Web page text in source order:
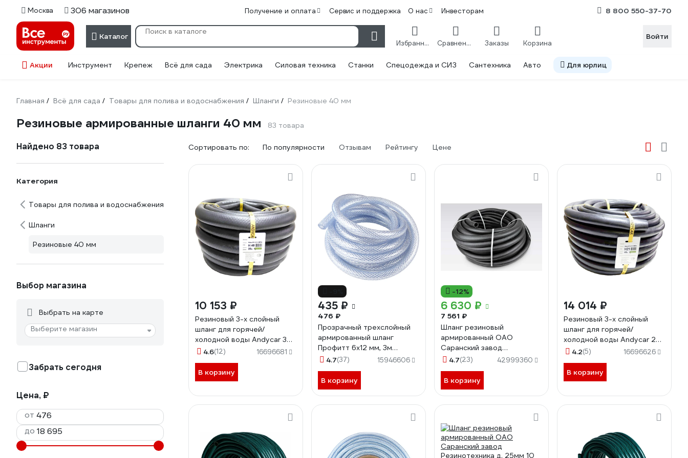
Москва 306 магазинов Получение и оплата Сервис и поддержка О нас Инвесторам 8 800 550-37-70
Каталог
Избранное Сравнение Заказы Корзина
Войти
Акции Инструмент Крепеж Всё для сада Электрика Силовая техника Станки Спецодежда и СИЗ Сантехника Авто Для юрлиц
Главная / Всё для сада / Товары для полива и водоснабжения / Шланги / Резиновые 40 мм
Резиновые армированные шланги 40 мм 83 товара
Найдено 83 товара
Категория
Товары для полива и водоснабжения
Шланги
Резиновые 40 мм
Выбор магазина
Выбрать на карте
Выберите магазин
Забрать сегодня
Цена, ₽
от
до
Сортировать по: По популярности Отзывам Рейтингу Цене
10 153 ₽
Резиновый 3-х слойный
шланг для горячей/
холодной воды Andycar 32
мм, 10 атм, 20 м H40
4.6(12) 16696681
В корзину
435 ₽
476 ₽
Прозрачный трехслойный
армированный шланг
Профитт 6х12 мм, 3м
4823358
4.7(37) 15946606
В корзину
-12%
6 630 ₽
7 561 ₽
Шланг резиновый
армированный ОАО
Саранский завод
Резинотехника д. 25мм, 4
25-0,4-В 40м
4.7(23) 42999360
В корзину
14 014 ₽
Резиновый 3-х слойный
шланг для горячей/
холодной воды Andycar 25
мм, 10 атм, 40 м H21
4.2(5) 16696626
В корзину